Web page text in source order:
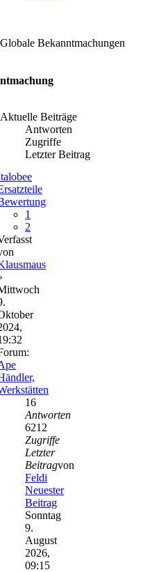
Globale Bekanntmachungen
Aktuelle Beiträge
Antworten
Zugriffe
Letzter Beitrag
1
2
16
Antworten
6212
Zugriffe
Letzter
Beitragvon
Feldi
Neuester
Beitrag
Sonntag
9.
August
2026,
09:15